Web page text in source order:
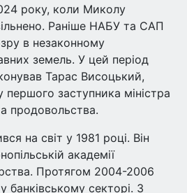
року, коли Миколу
Раніше НАБУ та САП
в незаконному
земель. У цей період
Тарас Висоцький,
заступника міністра
продовольства.
на світ у 1981 році. Він
академії
Протягом 2004-2006
банківському секторі. З